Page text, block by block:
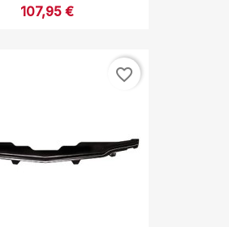
107,95 €
favorite_border